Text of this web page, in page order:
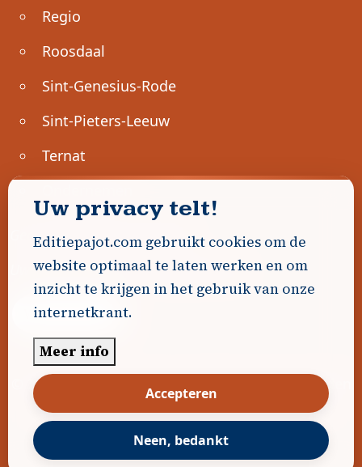
Regio
Roosdaal
Sint-Genesius-Rode
Sint-Pieters-Leeuw
Ternat
Geen advertenties gevonden.
Uw advertentie hier? Contacteer ons!
Word Partner!
© 2026 Editiepajot.com
Algemene voorwaarden
|Disclaimer Privacybeleid Cookiebeleid|
Gerealiseerd doorDavidHosse.net
Uw privacy telt!
Editiepajot.com gebruikt cookies om de
website optimaal te laten werken en om
inzicht te krijgen in het gebruik van onze
internetkrant.
Meer info
Accepteren
Neen, bedankt